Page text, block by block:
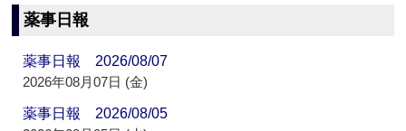
薬事日報
薬事日報 2026/08/07
2026年08月07日 (金)
薬事日報 2026/08/05